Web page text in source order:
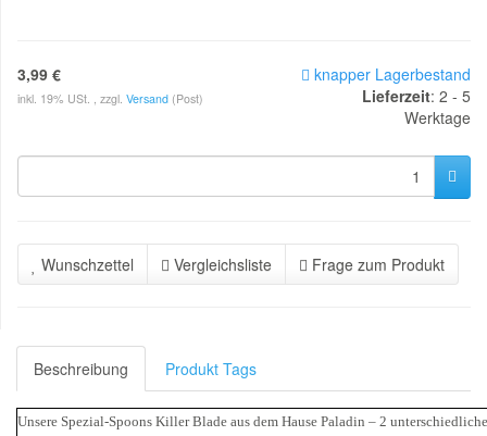
3,99 €
inkl. 19% USt. , zzgl. Versand (Post)
knapper Lagerbestand
Lieferzeit: 2 - 5
Werktage
Wunschzettel Vergleichsliste Frage zum Produkt
Beschreibung Produkt Tags
Unsere Spezial-Spoons Killer Blade aus dem Hause Paladin – 2